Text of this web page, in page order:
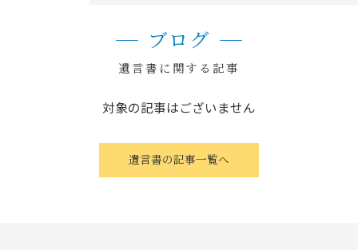
ブログ
遺言書に関する記事
対象の記事はございません
遺言書の記事一覧へ